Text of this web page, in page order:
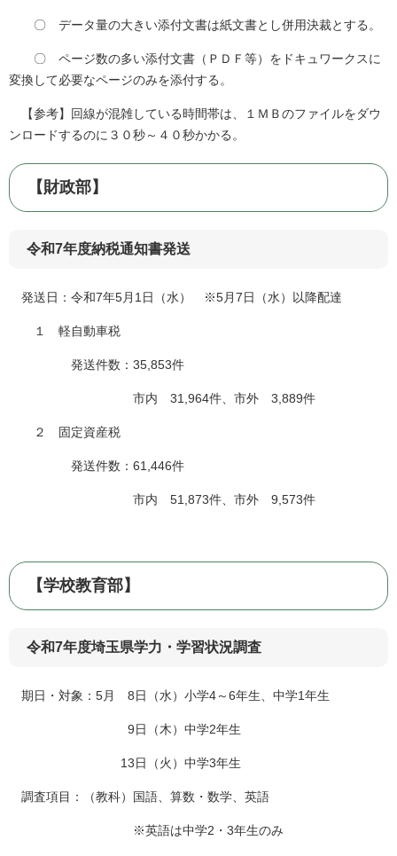
〇 データ量の大きい添付文書は紙文書とし併用決裁とする。
〇 ページ数の多い添付文書（ＰＤＦ等）をドキュワークスに
変換して必要なページのみを添付する。
【参考】回線が混雑している時間帯は、１ＭＢのファイルをダウ
ンロードするのに３０秒～４０秒かかる。
【財政部】
令和7年度納税通知書発送
発送日：令和7年5月1日（水） ※5月7日（水）以降配達
１ 軽自動車税
発送件数：35,853件
市内 31,964件、市外 3,889件
２ 固定資産税
発送件数：61,446件
市内 51,873件、市外 9,573件
【学校教育部】
令和7年度埼玉県学力・学習状況調査
期日・対象：5月 8日（水）小学4～6年生、中学1年生
9日（木）中学2年生
13日（火）中学3年生
調査項目：（教科）国語、算数・数学、英語
※英語は中学2・3年生のみ